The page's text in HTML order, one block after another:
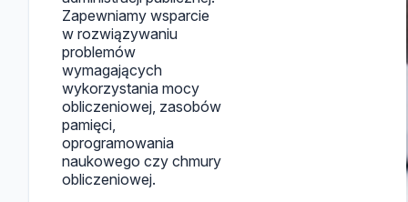
Zapewniamy wsparcie
w rozwiązywaniu
problemów
wymagających
wykorzystania mocy
obliczeniowej, zasobów
pamięci,
oprogramowania
naukowego czy chmury
obliczeniowej.